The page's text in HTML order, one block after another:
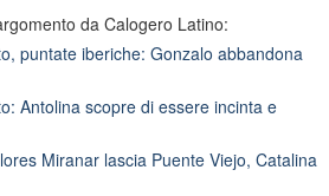
da Calogero Latino:
puntate iberiche: Gonzalo abbandona
Antolina scopre di essere incinta e
Miranar lascia Puente Viejo, Catalina